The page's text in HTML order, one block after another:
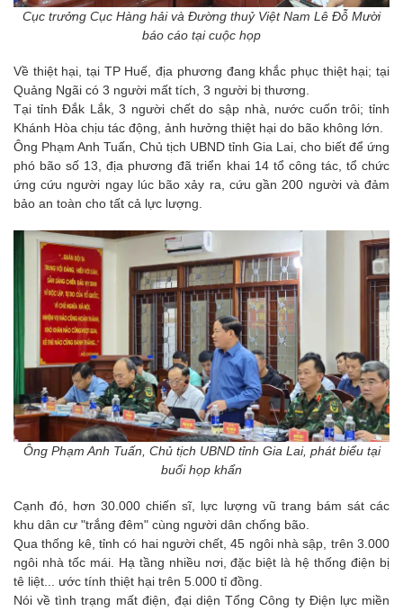
Cục trưởng Cục Hàng hải và Đường thuỷ Việt Nam Lê Đỗ Mười
báo cáo tại cuộc họp
Về thiệt hại, tại TP Huế, địa phương đang khắc phục thiệt hại; tại
Quảng Ngãi có 3 người mất tích, 3 người bị thương.
Tại tỉnh Đắk Lắk, 3 người chết do sập nhà, nước cuốn trôi; tỉnh
Khánh Hòa chịu tác động, ảnh hưởng thiệt hại do bão không lớn.
Ông Phạm Anh Tuấn, Chủ tịch UBND tỉnh Gia Lai, cho biết để ứng
phó bão số 13, địa phương đã triển khai 14 tổ công tác, tổ chức
ứng cứu người ngay lúc bão xảy ra, cứu gần 200 người và đảm
bảo an toàn cho tất cả lực lượng.
Ông Phạm Anh Tuấn, Chủ tịch UBND tỉnh Gia Lai, phát biểu tại
buổi họp khẩn
Cạnh đó, hơn 30.000 chiến sĩ, lực lượng vũ trang bám sát các
khu dân cư "trắng đêm" cùng người dân chống bão.
Qua thống kê, tỉnh có hai người chết, 45 ngôi nhà sập, trên 3.000
ngôi nhà tốc mái. Hạ tầng nhiều nơi, đặc biệt là hệ thống điện bị
tê liệt... ước tính thiệt hại trên 5.000 tỉ đồng.
Nói về tình trạng mất điện, đại diện Tổng Công ty Điện lực miền